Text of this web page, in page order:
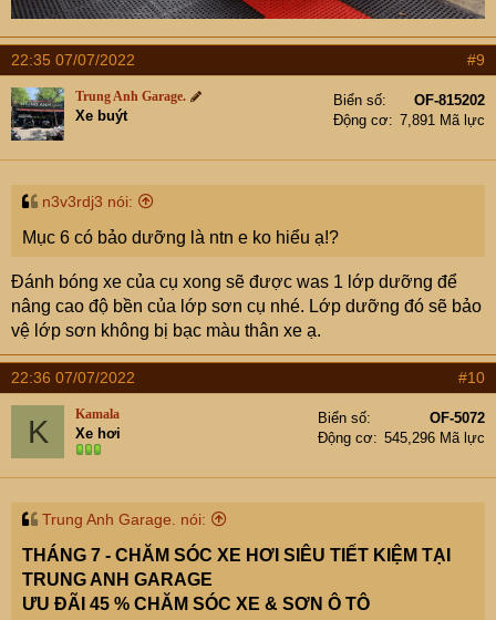
5, Vệ sinh - bảo dưỡng khoang máy 700.000 chỉ chỉ còn
490.000
< Làm sạch bề mặt khoang máy như mới, chống rỉ, sắt,
nước. Sử dụng hóa chất Sonax Enine Clear không chứa
Axit kẽm.
22:35 07/07/2022 #9
Trung Anh Garage.
Xe buýt
Biển số
OF-815202
Động cơ
7,891 Mã lực
n3v3rdj3 nói:
Mục 6 có bảo dưỡng là ntn e ko hiểu ạ!?
Đánh bóng xe của cụ xong sẽ được was 1 lớp dưỡng để
nâng cao độ bền của lớp sơn cụ nhé. Lớp dưỡng đó sẽ bảo
vệ lớp sơn không bị bạc màu thân xe ạ.
22:36 07/07/2022 #10
K Kamala
Xe hơi
Biển số
OF-5072
Động cơ
545,296 Mã lực
Trung Anh Garage. nói:
THÁNG 7 - CHĂM SÓC XE HƠI SIÊU TIẾT KIỆM TẠI
TRUNG ANH GARAGE
ƯU ĐÃI 45 % CHĂM SÓC XE & SƠN Ô TÔ